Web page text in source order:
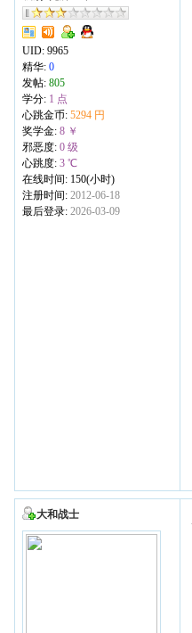
UID: 9965
精华: 0
发帖: 805
学分: 1 点
心跳金币: 5294 円
奖学金: 8 ￥
邪恶度: 0 级
心跳度: 3 ℃
在线时间: 150(小时)
注册时间: 2012-06-18
最后登录: 2026-03-09
大和战士